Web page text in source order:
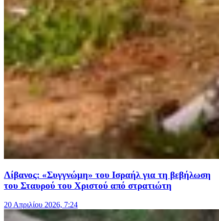
Λίβανος: «Συγγνώμη» του Ισραήλ για τη βεβήλωση
του Σταυρού του Χριστού από στρατιώτη
20 Απριλίου 2026, 7:24